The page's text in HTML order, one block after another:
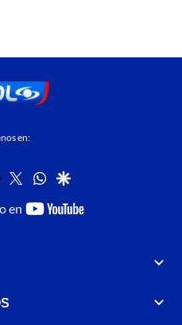
en:
instagram
twitterwhatsapp
google
en
youtube-